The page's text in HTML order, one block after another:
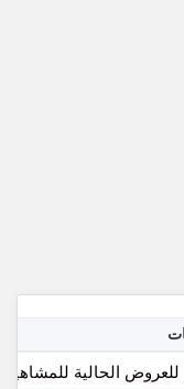
الحالية للمشاهير